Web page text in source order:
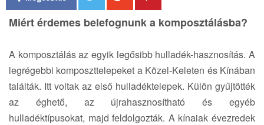
Miért érdemes belefognunk a komposztálásba?
A komposztálás az egyik legősibb hulladék-hasznosítás. A
legrégebbi komposzttelepeket a Közel-Keleten és Kínában
találták. Itt voltak az első hulladéktelepek. Külön gyűjtötték
az éghető, az újrahasznosítható és egyéb
hulladéktípusokat, majd feldolgozták. A kínaiak évezredek